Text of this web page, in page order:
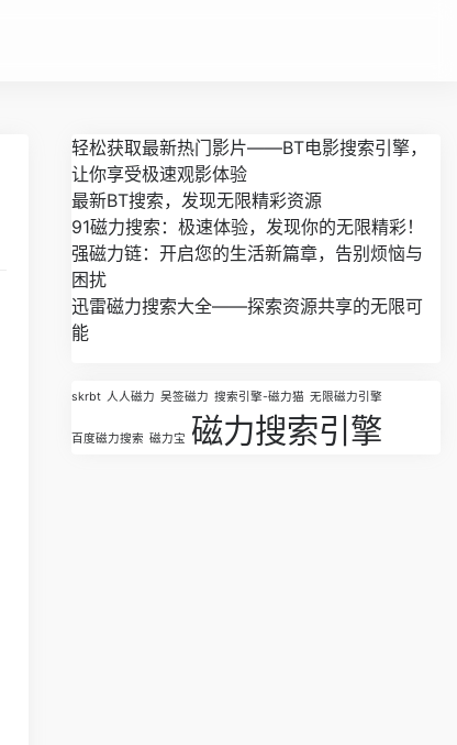
轻松获取最新热门影片——BT电影搜索引擎，
让你享受极速观影体验
最新BT搜索，发现无限精彩资源
91磁力搜索：极速体验，发现你的无限精彩！
强磁力链：开启您的生活新篇章，告别烦恼与
困扰
迅雷磁力搜索大全——探索资源共享的无限可
能
skrbt 人人磁力 吴签磁力 搜索引擎-磁力猫 无限磁力引擎
百度磁力搜索 磁力宝 磁力搜索引擎